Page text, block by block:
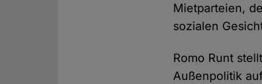
Mietparteien,
sozialen
Romo Runt
Außenpolitik